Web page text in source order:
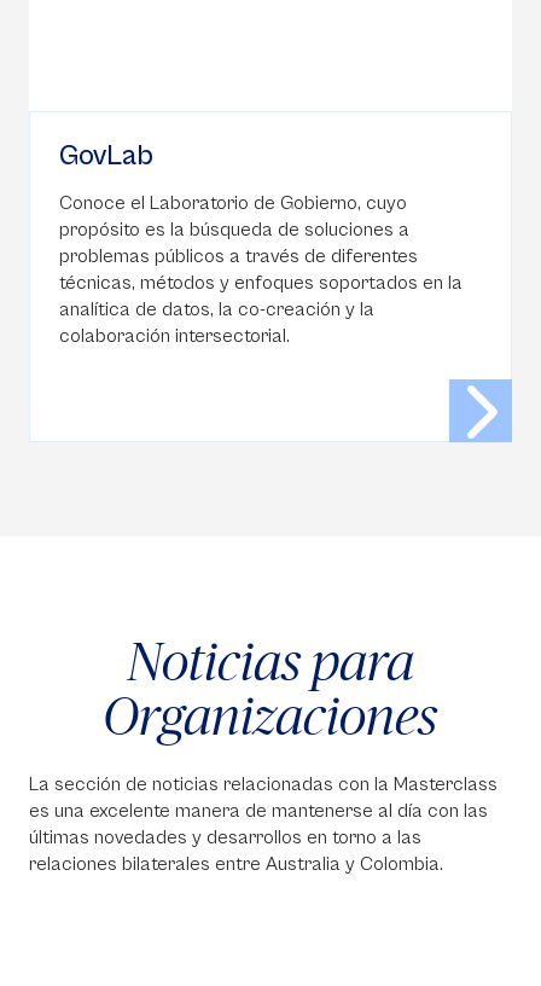
GovLab
Conoce el Laboratorio de Gobierno, cuyo
propósito es la búsqueda de soluciones a
problemas públicos a través de diferentes
técnicas, métodos y enfoques soportados en la
analítica de datos, la co-creación y la
colaboración intersectorial.
Noticias para
Organizaciones
La sección de noticias relacionadas con la Masterclass
es una excelente manera de mantenerse al día con las
últimas novedades y desarrollos en torno a las
relaciones bilaterales entre Australia y Colombia.